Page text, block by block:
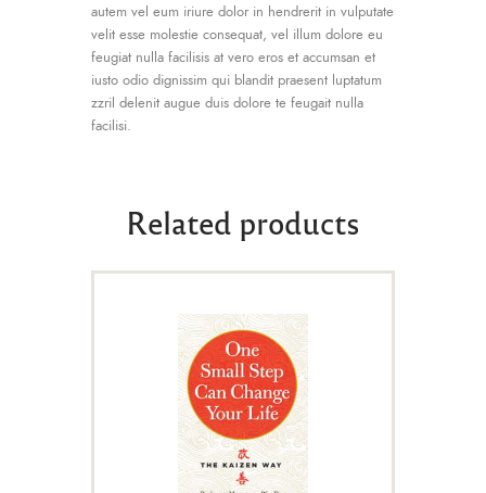
autem vel eum iriure dolor in hendrerit in vulputate
velit esse molestie consequat, vel illum dolore eu
feugiat nulla facilisis at vero eros et accumsan et
iusto odio dignissim qui blandit praesent luptatum
zzril delenit augue duis dolore te feugait nulla
facilisi.
Related products